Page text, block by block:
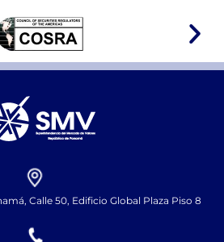
Calle 50, Edificio Global Plaza Piso 8